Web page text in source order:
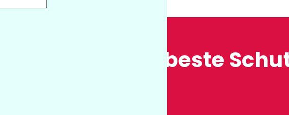
der beste
profitieren sie nicht
auch von unserer